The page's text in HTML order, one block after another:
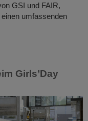
GSI und FAIR,
umfassenden
Girls’Day